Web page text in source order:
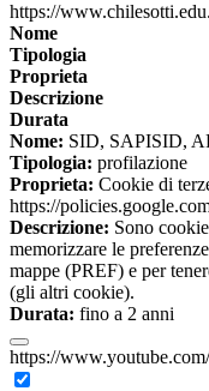
https://
Nome
Tipologia
Proprieta
Descrizione
Durata
Nome: SID, SAPISID,
Tipologia: profilazione
Proprieta: Cookie di
https://
Descrizione: Sono
memorizzare le
mappe (PREF) e per
(gli altri cookie).
Durata: fino a 2 anni
https://